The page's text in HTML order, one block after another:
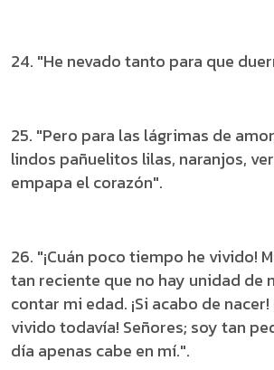
24. "He nevado tanto para que
25. "Pero para las lágrimas de
lindos pañuelitos lilas, naranjos,
empapa el corazón".
26. "¡Cuán poco tiempo he vivido!
tan reciente que no hay unidad de
contar mi edad. ¡Si acabo de nacer!
vivido todavía! Señores; soy tan
día apenas cabe en mí.".